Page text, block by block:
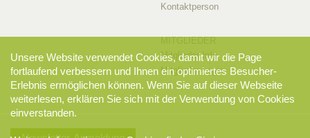
Kontaktperson
MITGLIEDER
Mitglieder-Info
Mitglieder-Login
Unsere Website verwendet Cookies, damit wir die Page
fortlaufend verbessern und Ihnen ein optimiertes Besucher-
Erlebnis ermöglichen können. Wenn Sie auf dieser Webseite
weiterlesen, erklären Sie sich mit der Verwendung von Cookies
einverstanden.